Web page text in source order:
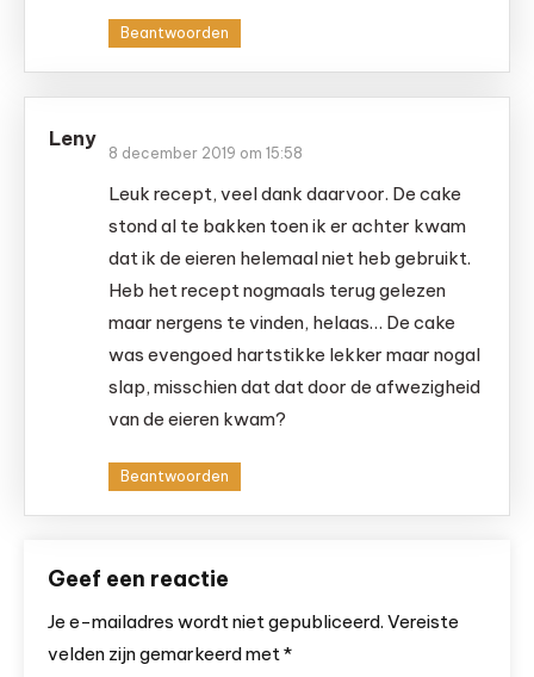
Beantwoorden
Leny
8 december 2019 om 15:58
Leuk recept, veel dank daarvoor. De cake
stond al te bakken toen ik er achter kwam
dat ik de eieren helemaal niet heb gebruikt.
Heb het recept nogmaals terug gelezen
maar nergens te vinden, helaas… De cake
was evengoed hartstikke lekker maar nogal
slap, misschien dat dat door de afwezigheid
van de eieren kwam?
Beantwoorden
Geef een reactie
Je e-mailadres wordt niet gepubliceerd. Vereiste
velden zijn gemarkeerd met *